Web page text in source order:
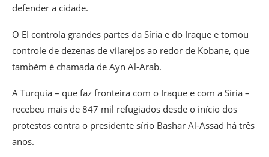
defender a cidade.
O EI controla grandes partes da Síria e do Iraque e tomou
controle de dezenas de vilarejos ao redor de Kobane, que
também é chamada de Ayn Al-Arab.
A Turquia – que faz fronteira com o Iraque e com a Síria –
recebeu mais de 847 mil refugiados desde o início dos
protestos contra o presidente sírio Bashar Al-Assad há três
anos.